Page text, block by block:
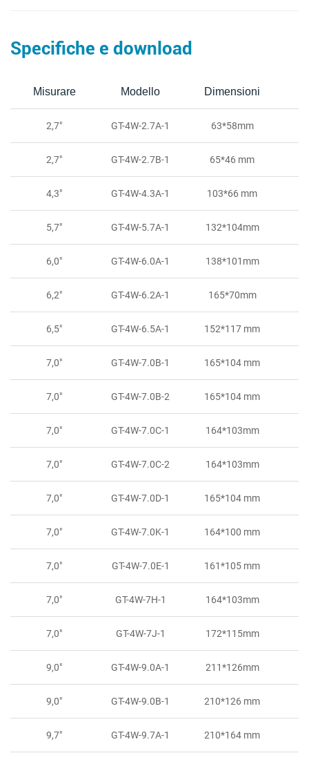
Specifiche e download
Misurare Modello Dimensioni
2,7" GT-4W-2.7A-1 63*58mm
2,7" GT-4W-2.7B-1 65*46 mm
4,3" GT-4W-4.3A-1 103*66 mm
5,7" GT-4W-5.7A-1 132*104mm
6,0" GT-4W-6.0A-1 138*101mm
6,2" GT-4W-6.2A-1 165*70mm
6,5" GT-4W-6.5A-1 152*117 mm
7,0" GT-4W-7.0B-1 165*104 mm
7,0" GT-4W-7.0B-2 165*104 mm
7,0" GT-4W-7.0C-1 164*103mm
7,0" GT-4W-7.0C-2 164*103mm
7,0" GT-4W-7.0D-1 165*104 mm
7,0" GT-4W-7.0K-1 164*100 mm
7,0" GT-4W-7.0E-1 161*105 mm
7,0" GT-4W-7H-1 164*103mm
7,0" GT-4W-7J-1 172*115mm
9,0" GT-4W-9.0A-1 211*126mm
9,0" GT-4W-9.0B-1 210*126 mm
9,7" GT-4W-9.7A-1 210*164 mm